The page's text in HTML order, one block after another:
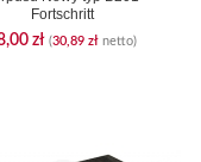
Fortschritt
zł (30,89 zł netto)